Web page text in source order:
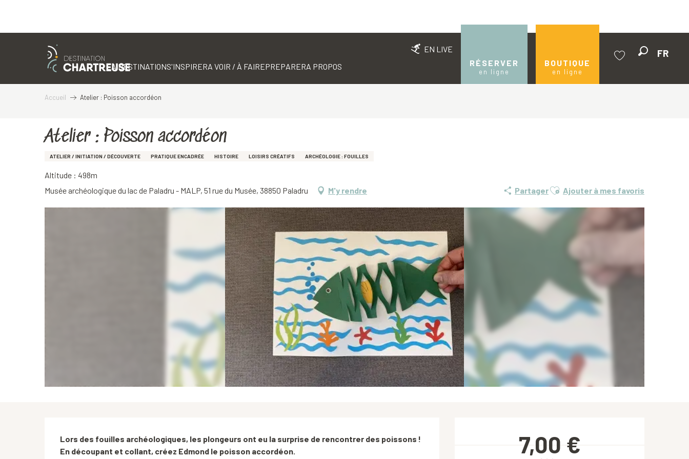
EN LIVE
RÉSERVER
en ligne
BOUTIQUE
en ligne
FR
LA DESTINATIONS'INSPIRERA VOIR / À FAIREPREPARERA PROPOS
Accueil Atelier : Poisson accordéon
Atelier : Poisson accordéon
ATELIER / INITIATION / DÉCOUVERTE PRATIQUE ENCADRÉE HISTOIRE LOISIRS CRÉATIFS ARCHÉOLOGIE : FOUILLES
Altitude : 498m
Musée archéologique du lac de Paladru - MALP, 51 rue du Musée, 38850 Paladru
M'y rendre PartagerAjouter aux favoris
Ajouter à mes favoris
Ouverture et coordonnées
7,00 €
Description
Lors des fouilles archéologiques, les plongeurs ont eu la surprise de rencontrer des poissons !
En découpant et collant, créez Edmond le poisson accordéon.